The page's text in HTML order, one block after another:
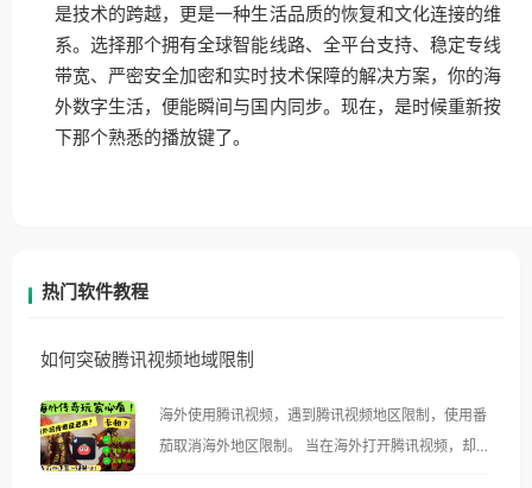
是技术的跨越，更是一种生活品质的恢复和文化连接的维
系。选择那个拥有全球智能线路、全平台支持、稳定专线
带宽、严密安全加密和实时技术保障的解决方案，你的海
外数字生活，便能瞬间与国内同步。现在，是时候重新按
下那个熟悉的播放键了。
热门软件教程
如何突破腾讯视频地域限制
海外使用腾讯视频，遇到腾讯视频地区限制，使用番
茄取消海外地区限制。 当在海外打开腾讯视频，却突